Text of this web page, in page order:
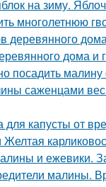
на зиму.
многолетнюю
деревянного
дома и
посадить
саженцами
для капусты от
Желтая
и ежевики.
малины.